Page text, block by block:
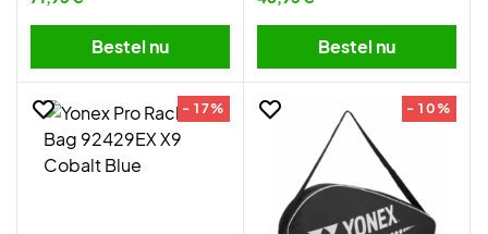
Bestel nu Bestel nu
- 17% - 10%